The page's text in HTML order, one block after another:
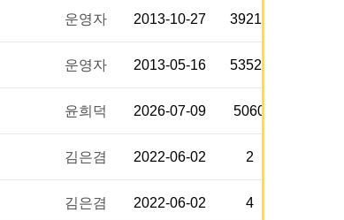
운영자 2013-10-27 39213
운영자 2013-05-16 53526
윤희덕 2026-07-09 5060
김은겸 2022-06-02 2
김은겸 2022-06-02 4